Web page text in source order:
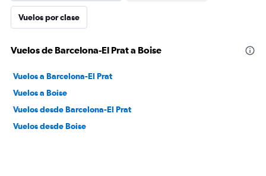
Vuelos por clase
Vuelos de Barcelona-El Prat a Boise
Vuelos a Barcelona-El Prat
Vuelos a Boise
Vuelos desde Barcelona-El Prat
Vuelos desde Boise